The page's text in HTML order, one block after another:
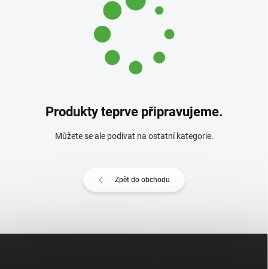
Produkty teprve připravujeme.
Můžete se ale podívat na ostatní kategorie.
Zpět do obchodu